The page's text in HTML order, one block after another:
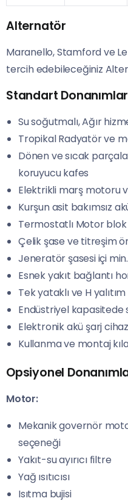
Alternatör
Maranello, Stamford ve
tercih edebileceğiniz
Standart Donanımlar
Su soğutmalı, Ağır
Tropikal Radyatör ve
Dönen ve sıcak
koruyucu kafes
Elektrikli marş motoru
Kurşun asit bakımsız
Termostatlı Motor blok
Çelik şase ve titreşim
Jeneratör şasesi içi
Esnek yakıt bağlantı
Tek yataklı ve H
Endüstriyel kapasitede
Elektronik akü şarj
Kullanma ve montaj
Opsiyonel
Motor:
Mekanik governör
seçeneği
Yakıt-su ayırıcı filtre
Yağ ısıtıcısı
Isıtma bujisi